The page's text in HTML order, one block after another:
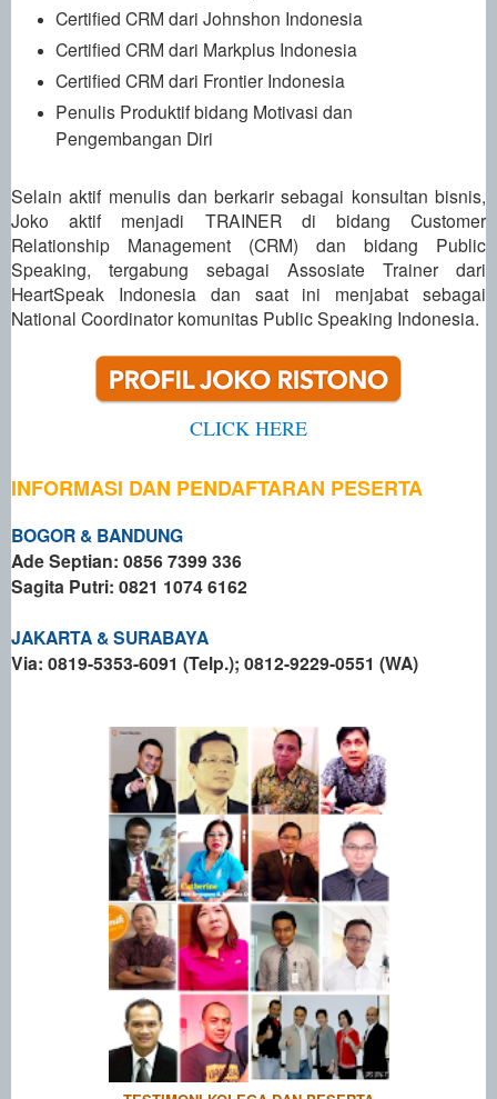
Certified CRM dari Johnshon Indonesia
Certified CRM dari Markplus Indonesia
Certified CRM dari Frontier Indonesia
Penulis Produktif bidang Motivasi dan
Pengembangan Diri
Selain aktif menulis dan berkarir sebagai konsultan bisnis,
Joko aktif menjadi TRAINER di bidang Customer
Relationship Management (CRM) dan bidang Public
Speaking, tergabung sebagai Assosiate Trainer dari
HeartSpeak Indonesia dan saat ini menjabat sebagai
National Coordinator komunitas Public Speaking Indonesia.
CLICK HERE
INFORMASI DAN PENDAFTARAN PESERTA
BOGOR & BANDUNG
Ade Septian: 0856 7399 336
Sagita Putri: 0821 1074 6162
JAKARTA & SURABAYA
Via: 0819-5353-6091 (Telp.); 0812-9229-0551 (WA)